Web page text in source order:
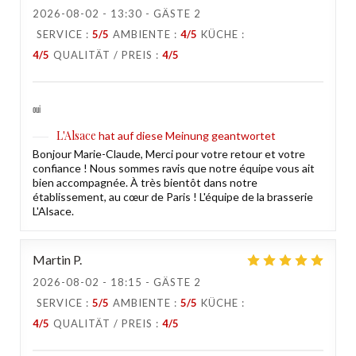
2026-08-02 - 13:30 - GÄSTE 2
SERVICE : 5/5 AMBIENTE : 4/5 KÜCHE :
4/5 QUALITÄT / PREIS : 4/5
oui
L'Alsace hat auf diese Meinung geantwortet
Bonjour Marie-Claude, Merci pour votre retour et votre
confiance ! Nous sommes ravis que notre équipe vous ait
bien accompagnée. À très bientôt dans notre
établissement, au cœur de Paris ! L'équipe de la brasserie
L'Alsace.
Martin P
2026-08-02 - 18:15 - GÄSTE 2
SERVICE : 5/5 AMBIENTE : 5/5 KÜCHE :
4/5 QUALITÄT / PREIS : 4/5